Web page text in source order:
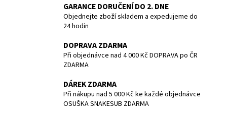
GARANCE DORUČENÍ DO 2. DNE
Objednejte zboží skladem a expedujeme do
24 hodin
DOPRAVA ZDARMA
Při objednávce nad 4 000 Kč DOPRAVA po ČR
ZDARMA
DÁREK ZDARMA
Při nákupu nad 5 000 Kč ke každé objednávce
OSUŠKA SNAKESUB ZDARMA